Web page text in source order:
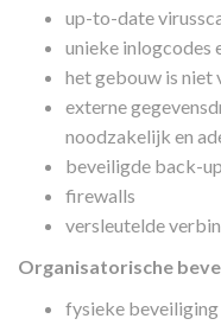
up-to-date
unieke inlogcodes
het gebouw is
externe
noodzakelijk en
beveiligde back-
firewalls
versleutelde
Organisatorische
fysieke